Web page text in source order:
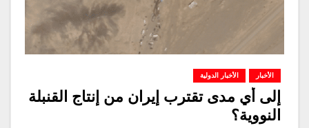
الأخبار الأخبار الدولية
إلى أي مدى تقترب إيران من إنتاج القنبلة
النووية؟